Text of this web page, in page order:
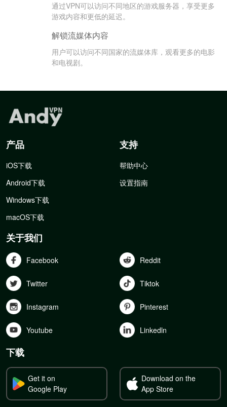
通过VPN可以访问不同地区的游戏服务器，享受更多
游戏内容和更低的延迟。
解锁流媒体内容
用户可以访问不同国家的流媒体库，观看更多的电影
和电视剧。
产品
iOS下载
Android下载
Windows下载
macOS下载
支持
帮助中心
设置指南
关于我们
Facebook Reddit
Twitter Tiktok
Instagram Pinterest
Youtube Linkedln
下载
Get it on
Google Play
Download on the
App Store